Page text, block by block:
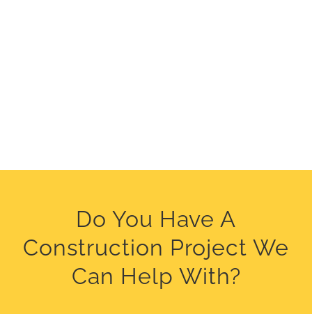
Do You Have A
Construction Project We
Can Help With?